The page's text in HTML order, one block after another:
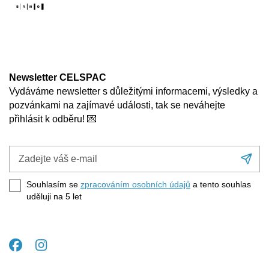
Newsletter CELSPAC
Vydáváme newsletter s důležitými informacemi, výsledky a
pozvánkami na zajímavé události, tak se neváhejte
přihlásit k odběru! 💌
Zadejte
e-
mail
Souhlasím se zpracováním osobních údajů a tento souhlas
uděluji na 5 let
Facebook
Instagram